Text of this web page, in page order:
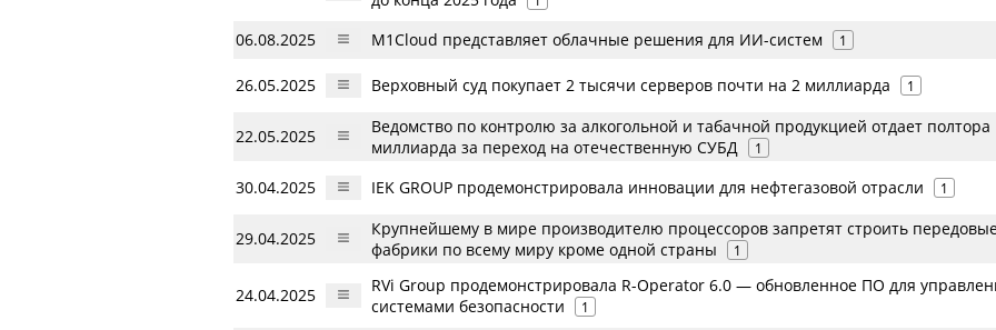
06.08.2025 M1Cloud представляет облачные решения для ИИ-систем 1
26.05.2025 Верховный суд покупает 2 тысячи серверов почти на 2 миллиарда 1
22.05.2025
Ведомство по контролю за алкогольной и табачной продукцией отдает полтора
миллиарда за переход на отечественную СУБД
1
30.04.2025 IEK GROUP продемонстрировала инновации для нефтегазовой отрасли 1
29.04.2025
Крупнейшему в мире производителю процессоров запретят строить
фабрики по всему миру кроме одной страны
1
24.04.2025
RVi Group продемонстрировала R-Operator 6.0 — обновленное ПО для
системами безопасности
1